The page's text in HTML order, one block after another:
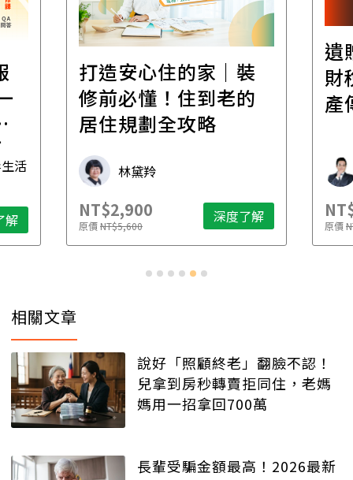
活
解
打造安心住的家｜裝
修前必懂！住到老的
居住規劃全攻略
林黛羚
NT$2,900
原價NT$5,600 深度了解
遺
財
產
原價
相關文章
說好「照顧終老」翻臉不認！
兒拿到房秒轉賣拒同住，老媽
媽用一招拿回700萬
長輩受騙金額最高！2026最新